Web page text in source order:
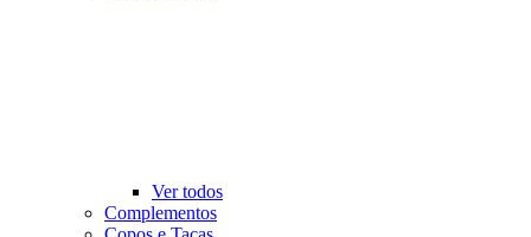
Ver todos
Complementos